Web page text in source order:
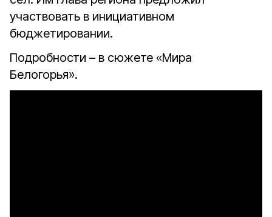
участвовать в инициативном
бюджетировании.
Подробности – в сюжете «Мира
Белогорья».